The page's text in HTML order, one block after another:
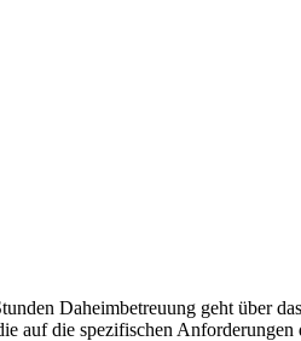
Daheimbetreuung geht über
auf die spezifischen